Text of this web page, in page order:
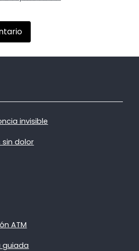
invisible
dolor
ATM
guiada